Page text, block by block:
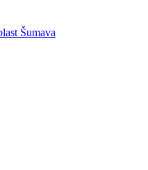
Šumava